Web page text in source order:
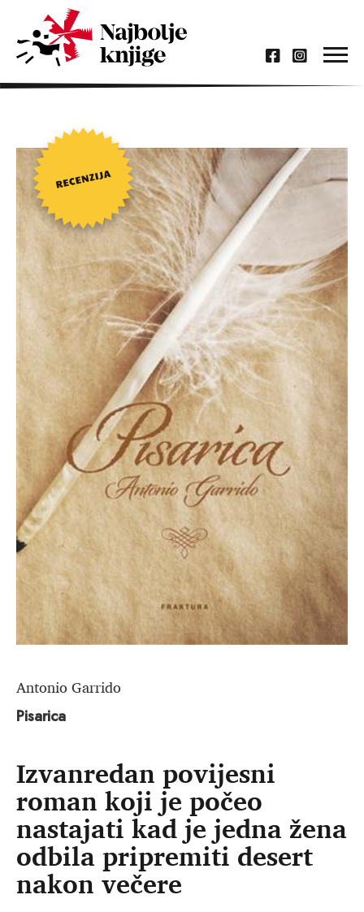
Antonio Garrido
Pisarica
Izvanredan povijesni
roman koji je počeo
nastajati kad je jedna žena
odbila pripremiti desert
nakon večere